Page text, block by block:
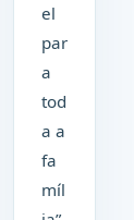
el
par
a
tod
a a
fa
míl